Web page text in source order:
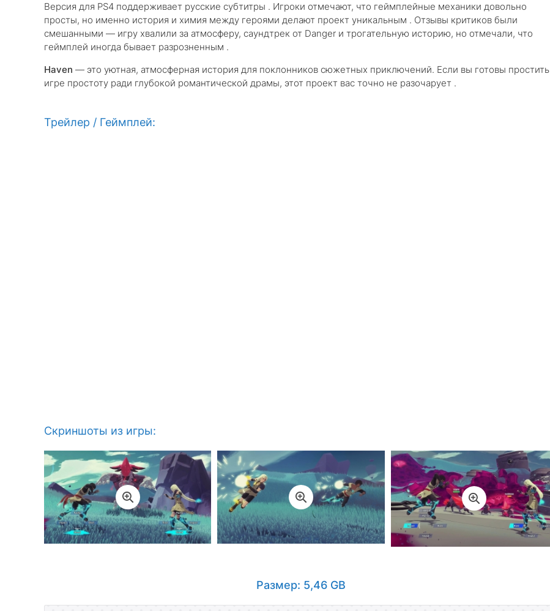
Версия для PS4 поддерживает русские субтитры . Игроки отмечают, что геймплейные механики довольно
просты, но именно история и химия между героями делают проект уникальным . Отзывы критиков были
смешанными — игру хвалили за атмосферу, саундтрек от Danger и трогательную историю, но отмечали, что
геймплей иногда бывает разрозненным .
Haven — это уютная, атмосферная история для поклонников сюжетных приключений. Если вы готовы простить
игре простоту ради глубокой романтической драмы, этот проект вас точно не разочарует .
Трейлер / Геймплей:
Скриншоты из игры:
Размер: 5,46 GB